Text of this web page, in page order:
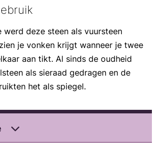
werd deze steen als vuursteen
je vonken krijgt wanneer je twee
aan tikt. Al sinds de oudheid
als sieraad gedragen en de
het als spiegel.